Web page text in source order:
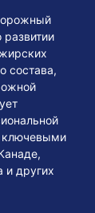
состава,
ключевыми
и других